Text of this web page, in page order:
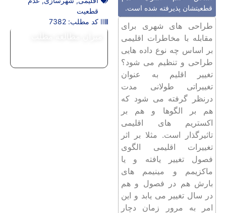
قطعیتشان پذیرفته شده است.
طراحی های شهری برای
مقابله با مخاطرات اقلیمی
بر اساس چه نوع داده هایی
طراحی و تنظیم می شود؟
تغییر اقلیم به عنوان
تغییراتی طولانی مدت
درنظر گرفته می شود که
هم بر الگوها و هم بر
اکستریم های اقلیمی
تاثیرگذار است. مثلا بر اثر
تغییرات اقلیمی الگوی
فصول تغییر یافته و یا
ماکزیمم و مینیمم های
بارش هم در فصول و هم
در سال تغییر می یابد و این
امر به مرور زمان دچار
قطعیت
کد مطلب: 7382